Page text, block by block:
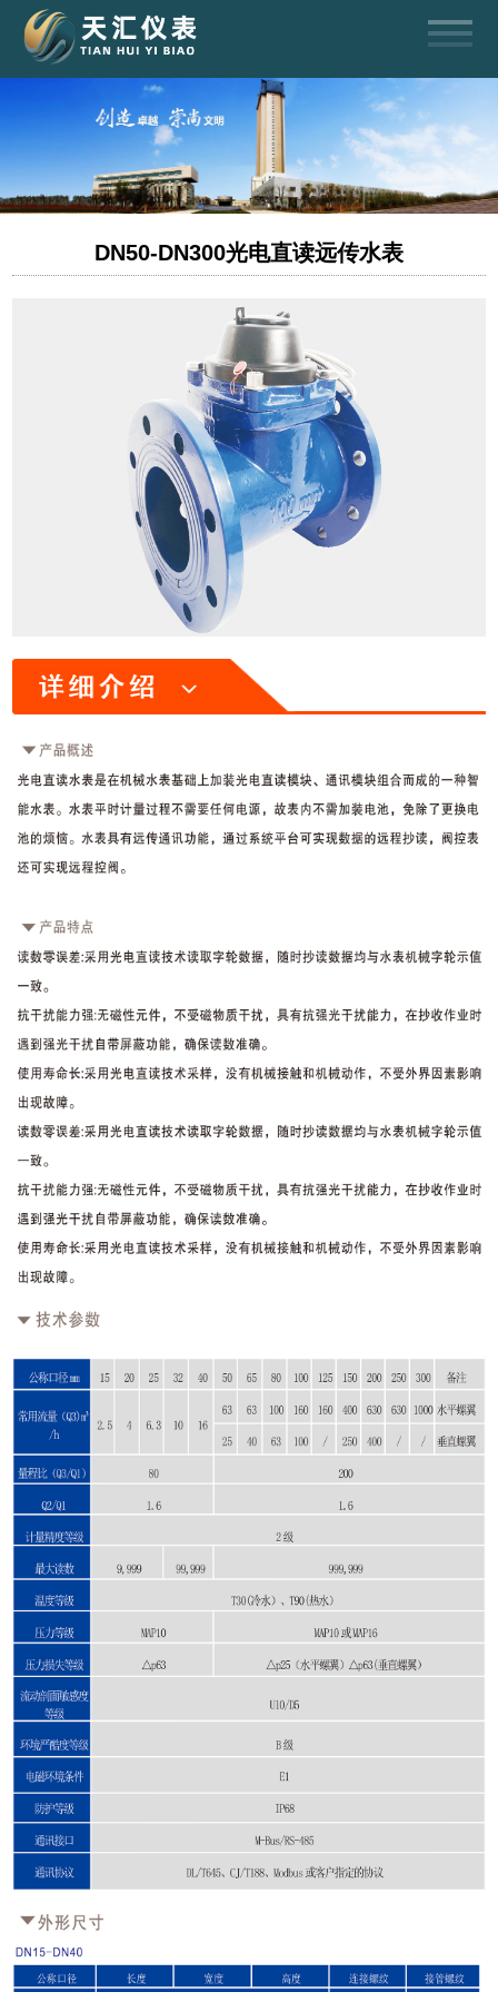
DN50-DN300光电直读远传水表